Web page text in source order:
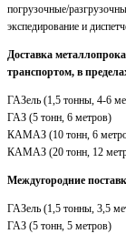
погрузочные/
экспедирование и
Доставка
транспортом, в
ГАЗель (1,5 тонны, 4-6
ГАЗ (5 тонн, 6 метров)
КАМАЗ (10 тонн, 6
КАМАЗ (20 тонн, 12
Междугородние
ГАЗель (1,5 тонны, 3,5
ГАЗ (5 тонн, 5 метров)